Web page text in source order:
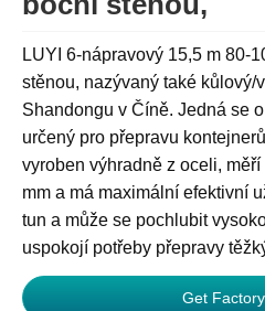
LUYI 6-nápravový 15,5 m 80-
stěnou, nazývaný také kůlový/
Shandongu v Číně. Jedná se
určený pro přepravu
vyroben výhradně z oceli,
mm a má maximální efektivní
tun a může se pochlubit
uspokojí potřeby přepravy
Get